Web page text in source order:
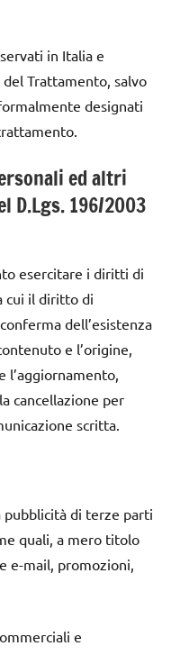
in Italia e
Trattamento, salvo
designati
ed altri
D.Lgs. 196/2003
esercitare i diritti di
cui il diritto di
dell’esistenza
e l’origine,
l’aggiornamento,
cancellazione per
scritta.
di terze parti
quali, a mero titolo
e-mail, promozioni,
e